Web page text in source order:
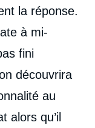
la réponse.
à mi-
fini
découvrira
au
alors qu’il